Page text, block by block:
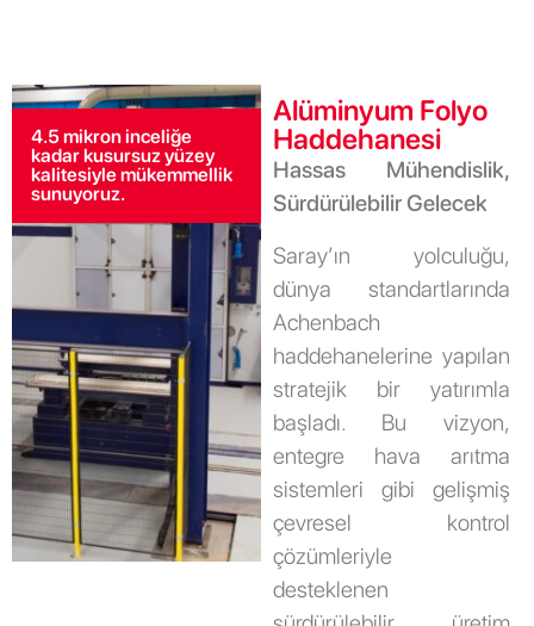
4.5 mikron inceliğe
kadar kusursuz yüzey
kalitesiyle mükemmellik
sunuyoruz.
Alüminyum Folyo
Haddehanesi
Hassas Mühendislik,
Sürdürülebilir Gelecek
Saray’ın yolculuğu,
dünya standartlarında
Achenbach
haddehanelerine yapılan
stratejik bir yatırımla
başladı. Bu vizyon,
entegre hava arıtma
sistemleri gibi gelişmiş
çevresel kontrol
çözümleriyle
desteklenen